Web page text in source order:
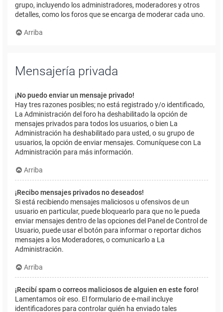
grupo, incluyendo los administradores, moderadores y otros
detalles, como los foros que se encarga de moderar cada uno.
Arriba
Mensajería privada
¡No puedo enviar un mensaje privado!
Hay tres razones posibles; no está registrado y/o identificado,
La Administración del foro ha deshabilitado la opción de
mensajes privados para todos los usuarios, o bien La
Administración ha deshabilitado para usted, o su grupo de
usuarios, la opción de enviar mensajes. Comuníquese con La
Administración para más información.
Arriba
¡Recibo mensajes privados no deseados!
Si está recibiendo mensajes maliciosos u ofensivos de un
usuario en particular, puede bloquearlo para que no le pueda
enviar mensajes dentro de las opciones del Panel de Control de
Usuario, puede usar el botón para informar o reportar dichos
mensajes a los Moderadores, o comunicarlo a La
Administración.
Arriba
¡Recibí spam o correos maliciosos de alguien en este foro!
Lamentamos oír eso. El formulario de e-mail incluye
identificadores para controlar quién ha enviado tales